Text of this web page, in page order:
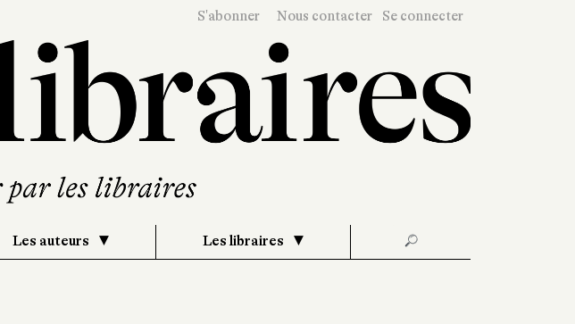
S'abonner Nous contacter Se connecter
Les auteurs Les libraires 🔎